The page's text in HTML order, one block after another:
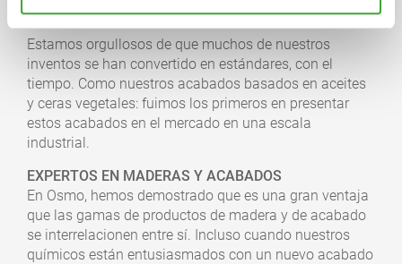
Estamos orgullosos de que muchos de nuestros
inventos se han convertido en estándares, con el
tiempo. Como nuestros acabados basados en aceites
y ceras vegetales: fuimos los primeros en presentar
estos acabados en el mercado en una escala
industrial.
EXPERTOS EN MADERAS Y ACABADOS
En Osmo, hemos demostrado que es una gran ventaja
que las gamas de productos de madera y de acabado
se interrelacionen entre sí. Incluso cuando nuestros
químicos están entusiasmados con un nuevo acabado